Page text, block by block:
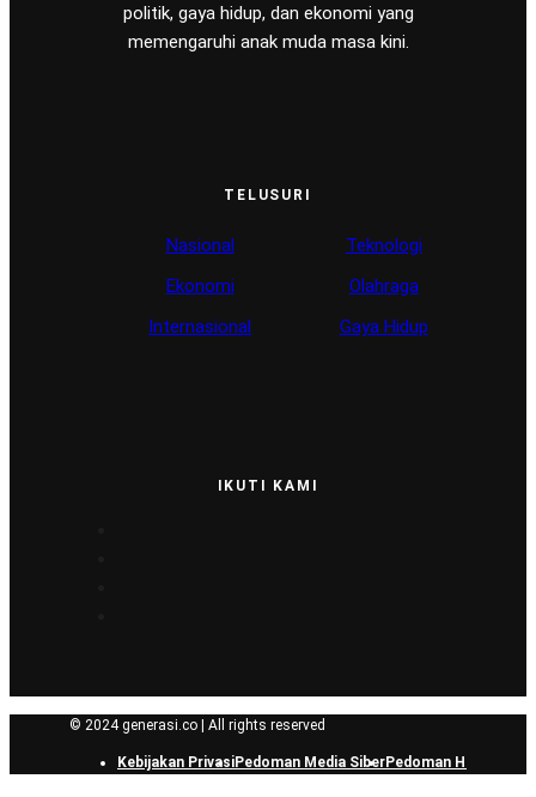
politik, gaya hidup, dan ekonomi yang
memengaruhi anak muda masa kini.
TELUSURI
Nasional
Ekonomi
Internasional
Teknologi
Olahraga
Gaya Hidup
IKUTI KAMI
© 2024 generasi.co | All rights reserved
Kebijakan PrivasiPedoman Media SiberPedoman Hak Jawab